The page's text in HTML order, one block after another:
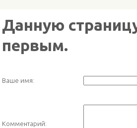
Данную
первым.
Ваше имя:
Комментарий: